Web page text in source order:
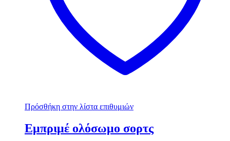
Πρόσθήκη στην λίστα επιθυμιών
Εμπριμέ ολόσωμο σορτς